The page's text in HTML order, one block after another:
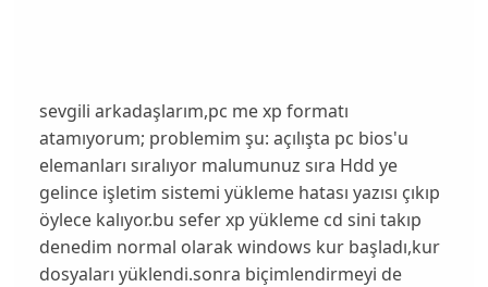
sevgili arkadaşlarım,pc me xp formatı
atamıyorum; problemim şu: açılışta pc bios'u
elemanları sıralıyor malumunuz sıra Hdd ye
gelince işletim sistemi yükleme hatası yazısı çıkıp
öylece kalıyor.bu sefer xp yükleme cd sini takıp
denedim normal olarak windows kur başladı,kur
dosyaları yüklendi.sonra biçimlendirmeyi de